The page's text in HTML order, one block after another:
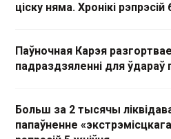
ціску няма. Хронікі рэпрэсій
Паўночная Карэя
падраздзяленні для ўдараў
Больш за 2 тысячы
папаўненне